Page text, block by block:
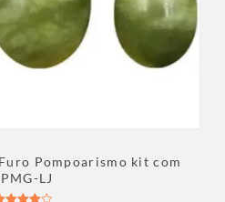
Pompoarismo kit com
LJ